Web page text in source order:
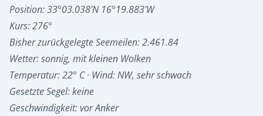
Position: 33°03.038'N 16°19.883'W
Kurs: 276°
Bisher zurückgelegte Seemeilen: 2.461.84
Wetter: sonnig, mit kleinen Wolken
Temperatur: 22° C · Wind: NW, sehr schwach
Gesetzte Segel: keine
Geschwindigkeit: vor Anker